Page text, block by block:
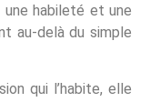
habileté et une
au-delà du simple
qui l’habite, elle